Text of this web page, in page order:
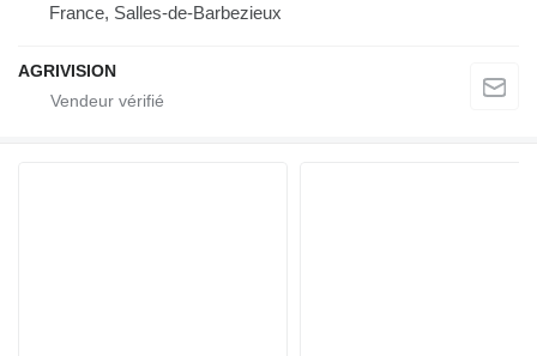
France, Salles-de-Barbezieux
AGRIVISION